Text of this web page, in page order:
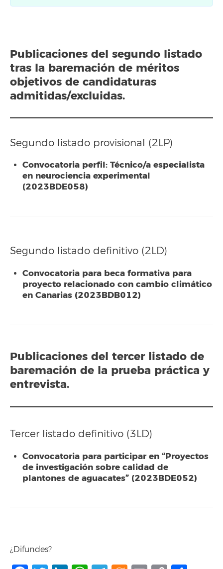
Publicaciones del segundo listado
tras la baremación de méritos
objetivos de candidaturas
admitidas/excluidas.
Segundo listado provisional (2LP)
Convocatoria perfil: Técnico/a especialista
en neurociencia experimental
(2023BDE058)
Segundo listado definitivo (2LD)
Convocatoria para beca formativa para
proyecto relacionado con cambio climático
en Canarias (2023BDB012)
Publicaciones del tercer listado de
baremación de la prueba práctica y
entrevista.
Tercer listado definitivo (3LD)
Convocatoria para participar en “Proyectos
de investigación sobre calidad de
plantones de aguacates” (2023BDE052)
¿Difundes?